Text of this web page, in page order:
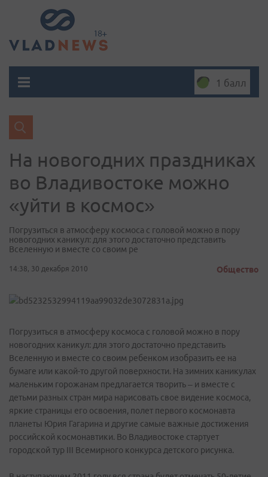
1 балл
На новогодних праздниках
во Владивостоке можно
«уйти в космос»
Погрузиться в атмосферу космоса с головой можно в пору
новогодних каникул: для этого достаточно представить
Вселенную и вместе со своим ре
14:38, 30 декабря 2010 Общество
Погрузиться в атмосферу космоса с головой можно в пору
новогодних каникул: для этого достаточно представить
Вселенную и вместе со своим ребенком изобразить ее на
бумаге или какой-то другой поверхности. На зимних каникулах
маленьким горожанам предлагается творить – и вместе с
детьми разных стран мира нарисовать свое видение космоса,
яркие страницы его освоения, полет первого космонавта
планеты Юрия Гагарина и другие самые важные достижения
российской космонавтики. Во Владивостоке стартует
городской тур III Всемирного конкурса детского рисунка.